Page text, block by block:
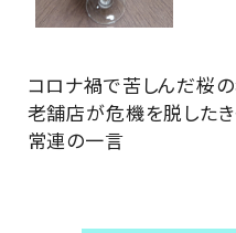
コロナ禍で苦しんだ桜
老舗店が危機を脱した
常連の一言